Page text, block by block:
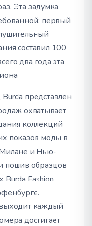
Эта задумка
первый
составил 100
два года эта
представлен
охватывает
коллекций
показов моды в
и Нью-
пошив образцов
Burda Fashion
каждый
достигает